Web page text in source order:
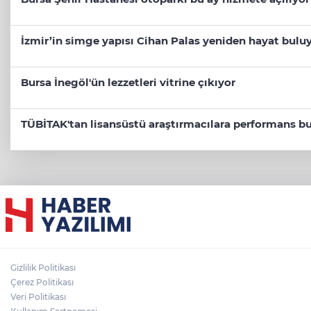
İzmir’in simge yapısı Cihan Palas yeniden hayat
Bursa İnegöl'ün lezzetleri vitrine çıkıyor
TÜBİTAK'tan lisansüstü araştırmacılara performans
Gizlilik Politikası
Çerez Politikası
Veri Politikası